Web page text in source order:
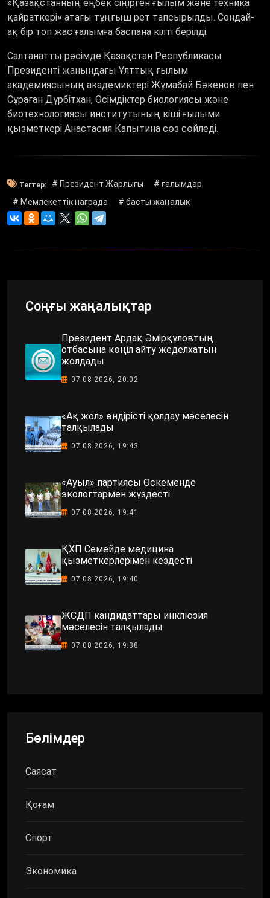
«Қазақстанның еңбек сіңірген ғылым және техника
қайраткері» атағы тұңғыш рет тапсырылды. Сондай-
ақ бір топ жас ғалымға баспана кілті берілді.
Салтанатты рәсімде Қазақстан Республикасы
Президенті жанындағы Ұлттық ғылым
академиясының академиктері Жұмабай Бәкенов пен
Сұраған Дүрбітхан, Өсімдіктер биологиясы және
биотехнологиясы институтының кіші ғылыми
қызметкері Анастасия Капытина сөз сөйледі.
Тегтер: # Президент Жарлығы
# ғалымдар
# Мемлекеттік награда
# басты жаңалық
Соңғы жаңалықтар
Президент Ардақ Әмірқұловтың
отбасына көңіл айту жеделхатын
жолдады
07.08.2026, 20:02
«Ақ жол» өндірісті қолдау мәселесін
талқылады
07.08.2026, 19:43
«Ауыл» партиясы Өскеменде
экологтармен жүздесті
07.08.2026, 19:41
ҚХП Семейде медицина
қызметкерлерімен кездесті
07.08.2026, 19:40
ЖСДП кандидаттары инклюзия
мәселесін талқылады
07.08.2026, 19:38
Бөлімдер
Саясат
Қоғам
Спорт
Экономика